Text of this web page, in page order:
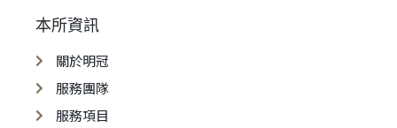
本所資訊
關於明冠
服務團隊
服務項目